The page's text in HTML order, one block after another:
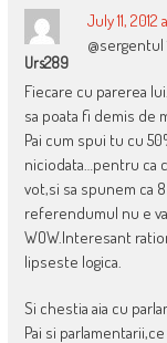
Urs289
July 11, 2012
@sergentul
Fiecare cu parerea
sa poata fi demis de
Pai cum spui tu cu
niciodata…pentru ca
vot,si sa spunem ca
referendumul nu e
WOW.Interesant
lipseste logica.
Si chestia aia cu
Pai si